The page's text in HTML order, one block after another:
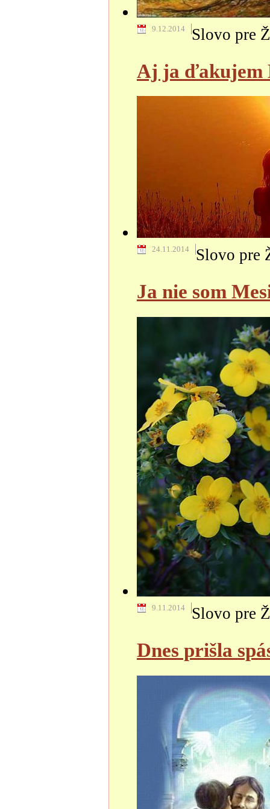
Slovo pre
9.12.2014
Aj ja ďakujem
Slovo pre
24.11.2014
Ja nie som
Slovo pre
9.11.2014
Dnes prišla